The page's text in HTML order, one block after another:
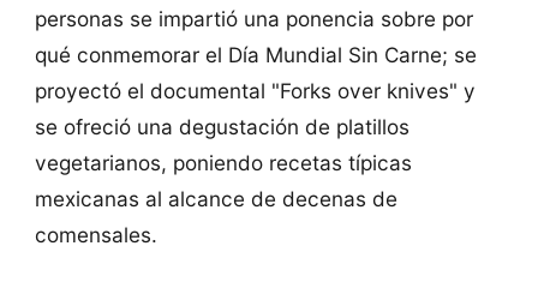
personas se impartió una ponencia sobre por
qué conmemorar el Día Mundial Sin Carne; se
proyectó el documental "Forks over knives" y
se ofreció una degustación de platillos
vegetarianos, poniendo recetas típicas
mexicanas al alcance de decenas de
comensales.